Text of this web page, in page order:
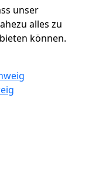
unser
alles zu
können.